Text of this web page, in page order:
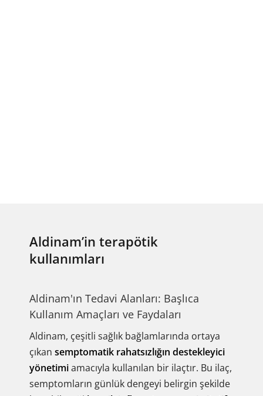
Aldinam’in terapötik
kullanımları
Aldinam'ın Tedavi Alanları: Başlıca
Kullanım Amaçları ve Faydaları
Aldinam, çeşitli sağlık bağlamlarında ortaya
çıkan semptomatik rahatsızlığın destekleyici
yönetimiamacıyla kullanılan bir ilaçtır. Bu ilaç,
semptomların günlük dengeyi belirgin şekilde